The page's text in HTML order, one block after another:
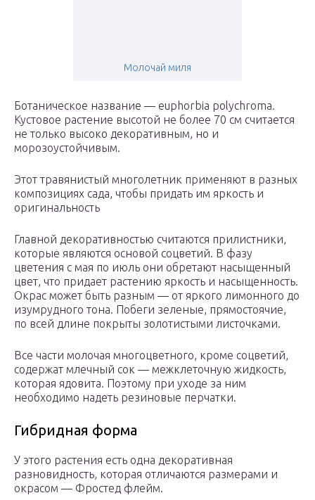
Молочай миля
Ботаническое название — euphorbia polychroma.
Кустовое растение высотой не более 70 см считается
не только высоко декоративным, но и
морозоустойчивым.
Этот травянистый многолетник применяют в разных
композициях сада, чтобы придать им яркость и
оригинальность
Главной декоративностью считаются прилистники,
которые являются основой соцветий. В фазу
цветения с мая по июль они обретают насыщенный
цвет, что придает растению яркость и насыщенность.
Окрас может быть разным — от яркого лимонного до
изумрудного тона. Побеги зеленые, прямостоячие,
по всей длине покрыты золотистыми листочками.
Все части молочая многоцветного, кроме соцветий,
содержат млечный сок — межклеточную жидкость,
которая ядовита. Поэтому при уходе за ним
необходимо надеть резиновые перчатки.
Гибридная форма
У этого растения есть одна декоративная
разновидность, которая отличаются размерами и
окрасом — Фростед флейм.